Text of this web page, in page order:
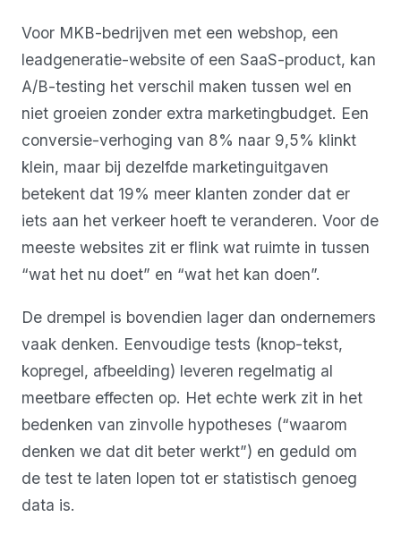
Voor MKB-bedrijven met een webshop, een
leadgeneratie-website of een SaaS-product, kan
A/B-testing het verschil maken tussen wel en
niet groeien zonder extra marketingbudget. Een
conversie-verhoging van 8% naar 9,5% klinkt
klein, maar bij dezelfde marketinguitgaven
betekent dat 19% meer klanten zonder dat er
iets aan het verkeer hoeft te veranderen. Voor de
meeste websites zit er flink wat ruimte in tussen
“wat het nu doet” en “wat het kan doen”.
De drempel is bovendien lager dan ondernemers
vaak denken. Eenvoudige tests (knop-tekst,
kopregel, afbeelding) leveren regelmatig al
meetbare effecten op. Het echte werk zit in het
bedenken van zinvolle hypotheses (“waarom
denken we dat dit beter werkt”) en geduld om
de test te laten lopen tot er statistisch genoeg
data is.